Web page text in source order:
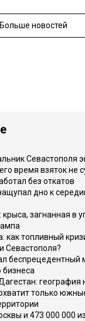
Больше новостей
Севастополя
время взяток не
без откатов
дно к
загнанная в
как топливный
Севастополя?
беспрецедентный
бизнеса
география
только
и 473 000 000